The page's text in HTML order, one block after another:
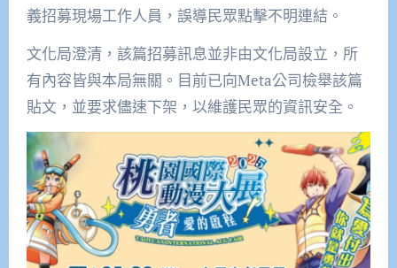
義招募現場工作人員，誤導民眾點擊不明連結。
文化局澄清，該篇招募訊息並非由文化局設立，所
有內容皆與本局無關。目前已向Meta公司檢舉該篇
貼文，並要求儘速下架，以維護民眾的資訊安全。